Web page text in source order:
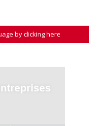
by clicking here